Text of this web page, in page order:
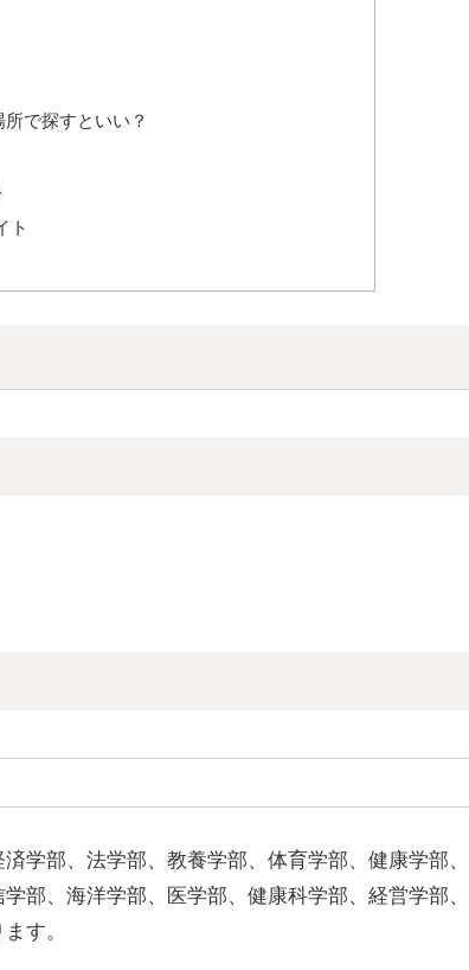
で探すといい？
ト
学部、法学部、教養学部、体育学部、健康学部、
部、海洋学部、医学部、健康科学部、経営学部、
す。